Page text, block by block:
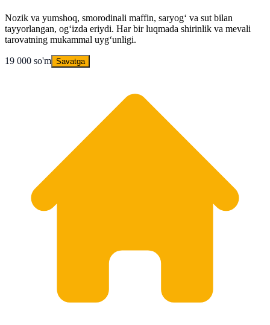
Nozik va yumshoq, smorodinali maffin, saryog‘ va sut bilan
tayyorlangan, og‘izda eriydi. Har bir luqmada shirinlik va mevali
tarovatning mukammal uyg‘unligi.
19 000 so'm Savatga